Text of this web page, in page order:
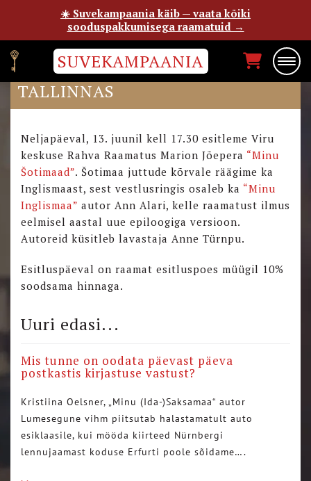
SUVEKAMPAANIA
“MINU ŠOTIMAA” ESITLUS
TALLINNAS
Neljapäeval, 13. juunil kell 17.30 esitleme Viru
keskuse Rahva Raamatus Marion Jõepera “Minu
Šotimaad”. Šotimaa juttude kõrvale räägime ka
Inglismaast, sest vestlusringis osaleb ka “Minu
Inglismaa” autor Ann Alari, kelle raamatust ilmus
eelmisel aastal uue epiloogiga versioon.
Autoreid küsitleb lavastaja Anne Türnpu.
Esitluspäeval on raamat esitluspoes müügil 10%
soodsama hinnaga.
Uuri edasi...
Mis tunne on oodata päevast päeva
postkastis kirjastuse vastust?
Kristiina Oelsner, „Minu (Ida-)Saksamaa“ autor
Lumesegune vihm piitsutab halastamatult auto
esiklaasile, kui mööda kiirteed Nürnbergi
lennujaamast koduse Erfurti poole sõidame….
☀️ Suvekampaania käib — vaata kõiki
sooduspakkumisega raamatuid →